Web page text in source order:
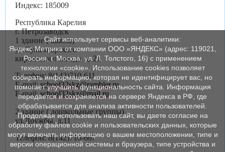
Индекс: 185009
Республика Карелия
г. Петрозаводск
1 здание ( школа)
ул.Сулажгорского
кирпичного завода, д. 21
Телефон: 8(142)710-611
E-mail:school32skz@rambler.ru
E-mail:school32skz@mail.ru
2 здание ( дошкольные группы)
ул.Дружбы, д.11
Телефон: 8(142)710-667
Сайт использует сервисы веб-аналитики:
Яндекс Метрика от компании ООО «ЯНДЕКС» (адрес: 119021,
Россия, г. Москва, ул. Л. Толстого, 16) с применением
технологии «cookie». Использование cookies позволяет
собирать информацию, которая не идентифицирует вас, но
помогает улучшить функциональность сайта. Информация
передается и сохраняется на сервере Яндекса в РФ, где
обрабатывается для анализа активности пользователей.
Продолжая использовать наш сайт, вы даете согласие на
обработку файлов cookie и пользовательских данных, которые
могут включать информацию о вашем местоположении, типе и
версии операционной системы и браузера, типе устройства и